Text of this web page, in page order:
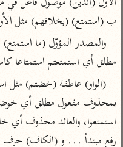
تفسير ابن القيم
تفسير ابن تيمية
عامّة
تفسير السمعاني
تفسير مكّي
محاسن التأويل
للقاسمي
نظم
لغة
ب (استمتع) (بخلافهم) مثل
مطلق أي استمتعتم استمتاعا